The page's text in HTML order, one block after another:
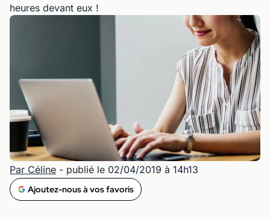
heures devant eux !
Par Céline - publié le 02/04/2019 à 14h13
Ajoutez-nous à vos favoris